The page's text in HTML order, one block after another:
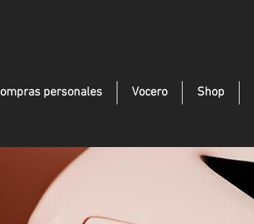
personales Vocero Shop